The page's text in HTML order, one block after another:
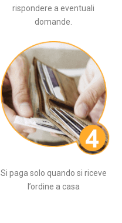
rispondere a eventuali
domande.
Si paga solo quando si riceve
l’ordine a casa